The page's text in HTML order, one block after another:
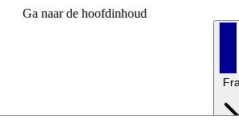
Ga naar de hoofdinhoud